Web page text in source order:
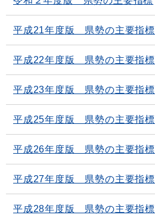
平成21年度版 県勢の主要指標
平成22年度版 県勢の主要指標
平成23年度版 県勢の主要指標
平成25年度版 県勢の主要指標
平成26年度版 県勢の主要指標
平成27年度版 県勢の主要指標
平成28年度版 県勢の主要指標